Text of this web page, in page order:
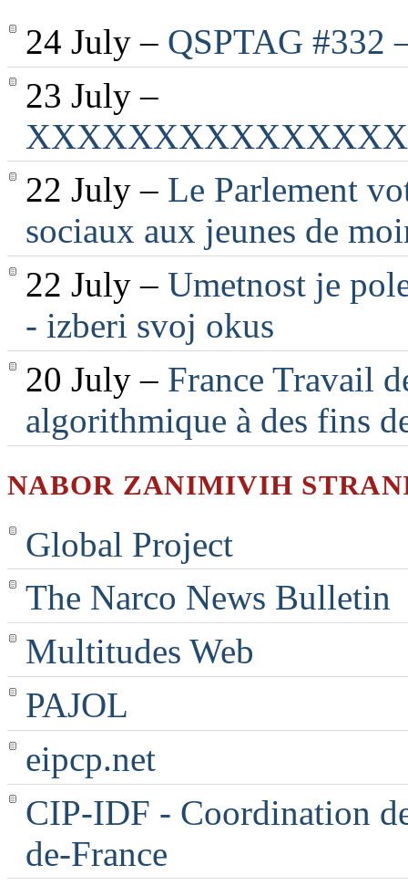
24 July – QSPTAG
23 July –
22 July – Le Parlement
sociaux aux jeunes de
22 July – Umetnost je
- izberi svoj okus
20 July – France Travail
algorithmique à des fins
NABOR ZANIMIVIH
Global Project
The Narco News Bulletin
Multitudes Web
PAJOL
eipcp.net
CIP-IDF - Coordination
de-France